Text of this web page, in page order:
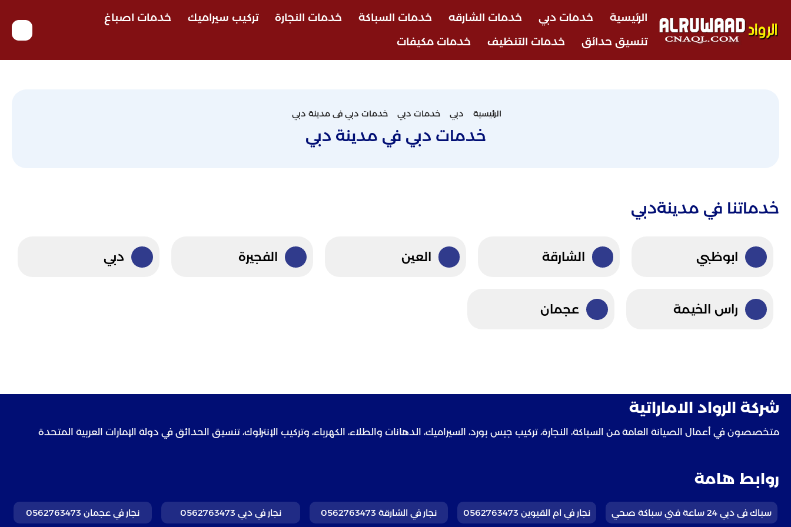
الرئيسية خدمات دبي خدمات الشارقه خدمات السباكة خدمات النجارة تركيب سيراميك
خدمات اصباغ
تنسيق حدائق
خدمات التنظيف خدمات مكيفات
الرئيسية دبي خدمات دبي خدمات دبي فى مدينة دبي
خدمات دبي في مدينة دبي
خدماتنا في مدينةدبي
ابوظبي الشارقة العين الفجيرة دبي
راس الخيمة عجمان
شركة الرواد الاماراتية
متخصصون في أعمال الصيانة العامة من السباكة، النجارة، تركيب جبس بورد، السيراميك، الدهانات والطلاء، الكهرباء، وتركيب الإنترلوك، تنسيق الحدائق في دولة الإمارات العربية المتحدة
روابط هامة
سباك فى دبي 24 ساعة فني سباكة صحي نجار في ام القيوين 0562763473 نجار في الشارقة 0562763473 نجار في دبي 0562763473 نجار في عجمان 0562763473